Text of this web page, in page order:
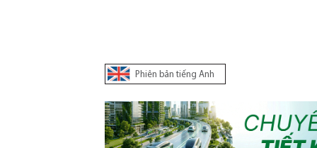
Phiên bản tiếng Anh